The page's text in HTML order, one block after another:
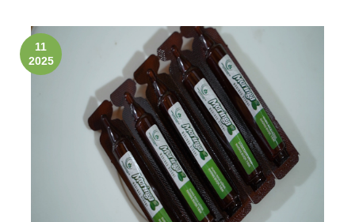
11
2025